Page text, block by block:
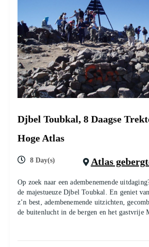
Djbel Toubkal, 8 Daagse
Hoge Atlas
8 Day(s) Atlas
Op zoek naar een adembenemende
de majestueuze Djbel Toubkal. En geniet
z’n best, adembenemende uitzichten,
de buitenlucht in de bergen en het gastvrije